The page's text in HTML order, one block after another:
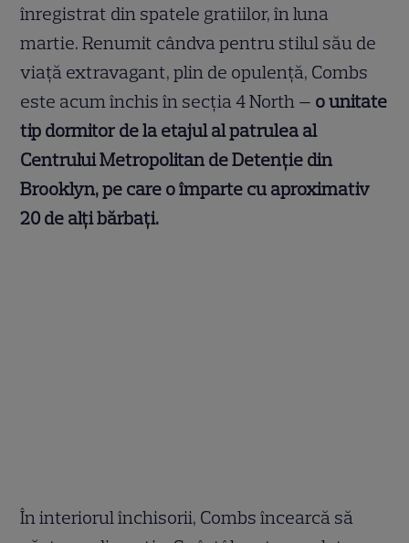
înregistrat din spatele gratiilor, în luna
martie. Renumit cândva pentru stilul său de
viață extravagant, plin de opulență, Combs
este acum închis în secția 4 North — o unitate
tip dormitor de la etajul al patrulea al
Centrului Metropolitan de Detenție din
Brooklyn, pe care o împarte cu aproximativ
20 de alți bărbați.
În interiorul închisorii, Combs încearcă să